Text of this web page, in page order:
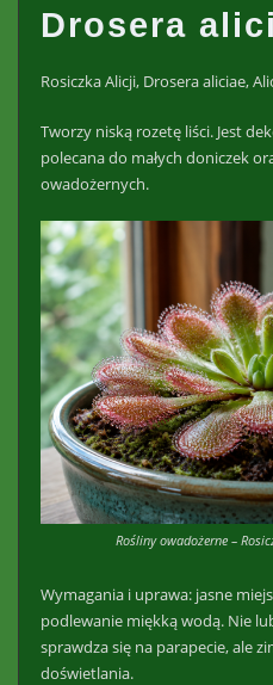
Drosera
Rosiczka Alicji, Drosera aliciae,
Tworzy niską rozetę liści. Jest
polecana do małych doniczek
owadożernych.
Rośliny owadożerne –
Wymagania i uprawa: jasne
podlewanie miękką wodą. Nie
sprawdza się na parapecie, ale
doświetlania.